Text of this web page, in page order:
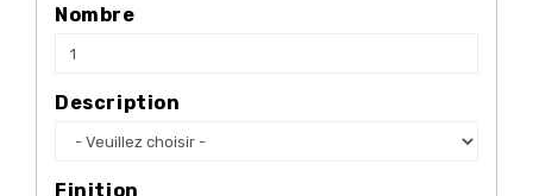
Nombre
Description
Finition